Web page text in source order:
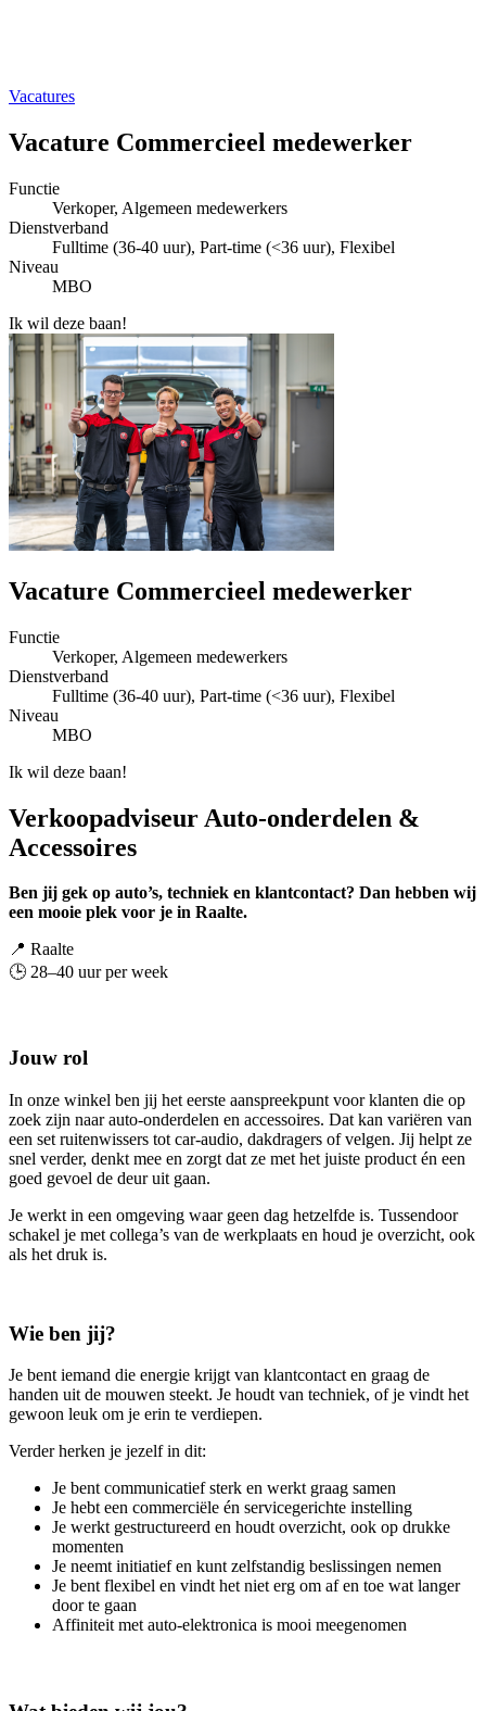
Vacatures
Vacature Commercieel medewerker
Functie
Verkoper, Algemeen medewerkers
Dienstverband
Fulltime (36-40 uur), Part-time (<36 uur), Flexibel
Niveau
MBO
Ik wil deze baan!
Vacature Commercieel medewerker
Functie
Verkoper, Algemeen medewerkers
Dienstverband
Fulltime (36-40 uur), Part-time (<36 uur), Flexibel
Niveau
MBO
Ik wil deze baan!
Verkoopadviseur Auto-onderdelen &
Accessoires
Ben jij gek op auto’s, techniek en klantcontact? Dan hebben wij
een mooie plek voor je in Raalte.
📍 Raalte
🕒 28–40 uur per week
Jouw rol
In onze winkel ben jij het eerste aanspreekpunt voor klanten die op
zoek zijn naar auto-onderdelen en accessoires. Dat kan variëren van
een set ruitenwissers tot car-audio, dakdragers of velgen. Jij helpt ze
snel verder, denkt mee en zorgt dat ze met het juiste product én een
goed gevoel de deur uit gaan.
Je werkt in een omgeving waar geen dag hetzelfde is. Tussendoor
schakel je met collega’s van de werkplaats en houd je overzicht, ook
als het druk is.
Wie ben jij?
Je bent iemand die energie krijgt van klantcontact en graag de
handen uit de mouwen steekt. Je houdt van techniek, of je vindt het
gewoon leuk om je erin te verdiepen.
Verder herken je jezelf in dit:
Je bent communicatief sterk en werkt graag samen
Je hebt een commerciële én servicegerichte instelling
Je werkt gestructureerd en houdt overzicht, ook op drukke
momenten
Je neemt initiatief en kunt zelfstandig beslissingen nemen
Je bent flexibel en vindt het niet erg om af en toe wat langer
door te gaan
Affiniteit met auto-elektronica is mooi meegenomen